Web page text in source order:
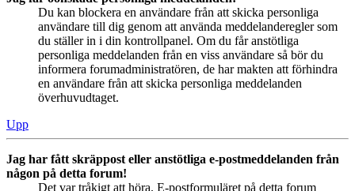
Du kan blockera en användare från att skicka personliga
användare till dig genom att använda meddelanderegler som
du ställer in i din kontrollpanel. Om du får anstötliga
personliga meddelanden från en viss användare så bör du
informera forumadministratören, de har makten att förhindra
en användare från att skicka personliga meddelanden
överhuvudtaget.
Upp
Jag har fått skräppost eller anstötliga e-postmeddelanden från
någon på detta forum!
Det var tråkigt att höra. E-postformuläret på detta forum